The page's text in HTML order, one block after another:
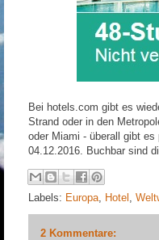
Bei hotels.com gibt es
Strand oder in den
oder Miami - überall gibt
04.12.2016. Buchbar sind
Labels: Europa, Hotel ,
2 Kommentare: